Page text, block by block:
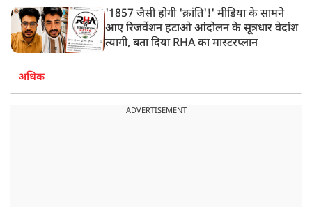
'1857 जैसी होगी 'क्रांति'!' मीडिया के सामने
आए रिजर्वेशन हटाओ आंदोलन के सूत्रधार वेदांश
त्यागी, बता दिया RHA का मास्टरप्लान
अधिक
ADVERTISEMENT